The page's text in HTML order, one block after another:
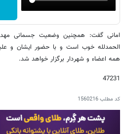
امانی گفت: همچنین وضعیت جسمانی
الحمدلله خوب است و با حضور ایشان و
همه اعضاء و شهردار برگزار خواهد شد.
47231
کد مطلب1560216